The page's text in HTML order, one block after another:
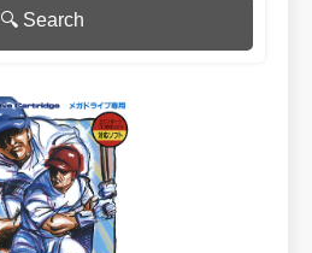
🔍 Search